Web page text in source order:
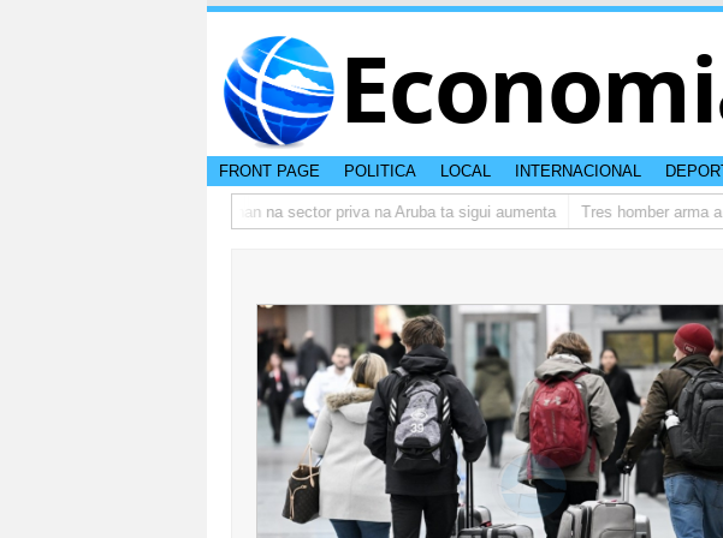
FRONT PAGE POLITICA LOCAL INTERNACIONAL
Prestamonan na sector priva na Aruba ta sigui aumenta Tres homber arma a